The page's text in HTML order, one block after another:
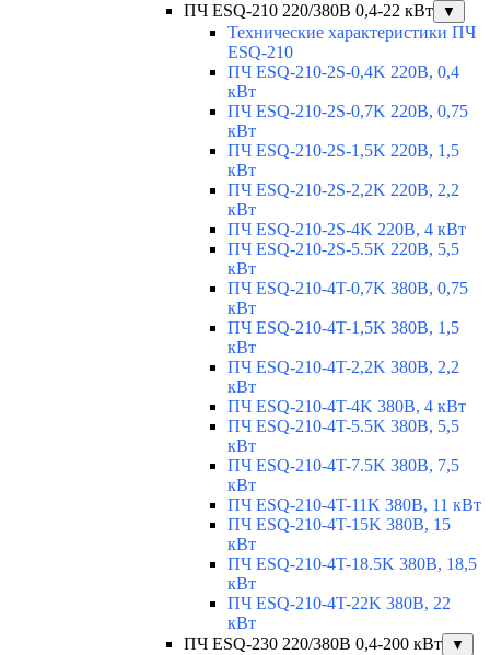
ПЧ ESQ-210 220/380В 0,4-22 кВт ▼
Технические характеристики ПЧ
ESQ-210
ПЧ ESQ-210-2S-0,4K 220В, 0,4
кВт
ПЧ ESQ-210-2S-0,7K 220В, 0,75
кВт
ПЧ ESQ-210-2S-1,5K 220В, 1,5
кВт
ПЧ ESQ-210-2S-2,2K 220В, 2,2
кВт
ПЧ ESQ-210-2S-4K 220В, 4 кВт
ПЧ ESQ-210-2S-5.5K 220В, 5,5
кВт
ПЧ ESQ-210-4T-0,7K 380В, 0,75
кВт
ПЧ ESQ-210-4T-1,5K 380В, 1,5
кВт
ПЧ ESQ-210-4T-2,2K 380В, 2,2
кВт
ПЧ ESQ-210-4T-4K 380В, 4 кВт
ПЧ ESQ-210-4T-5.5K 380В, 5,5
кВт
ПЧ ESQ-210-4T-7.5K 380В, 7,5
кВт
ПЧ ESQ-210-4T-11K 380В, 11 кВт
ПЧ ESQ-210-4T-15K 380В, 15
кВт
ПЧ ESQ-210-4T-18.5K 380В, 18,5
кВт
ПЧ ESQ-210-4T-22K 380В, 22
кВт
ПЧ ESQ-230 220/380В 0,4-200 кВт
▼